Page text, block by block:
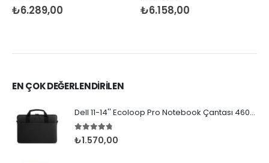
0 5 üzerinden
₺6.289,00 5.005 üzerinden
₺6.158,00
EN ÇOK DEĞERLENDİRİLEN
Dell 11-14'' Ecoloop Pro Notebook Çantası 460-BDLJ
4.675 üzerinden
₺1.570,00